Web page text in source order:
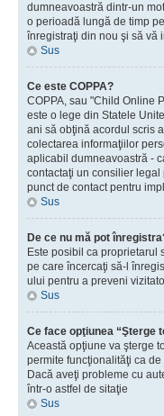
dumneavoastră dintr-un
o perioadă lungă de timp
înregistraţi din nou şi să vă
Sus
Ce este COPPA?
COPPA, sau "Child Online
este o lege din Statele
ani să obţină acordul scris
colectarea informaţiilor
aplicabil dumneavoastră -
contactaţi un consilier
punct de contact pentru
Sus
De ce nu mă pot
Este posibil ca proprietarul
pe care încercaţi să-l
ului pentru a preveni
Sus
Ce face opţiunea “Şterge
Această opţiune va şterge
permite funcţionalităţi ca
Dacă aveţi probleme cu
într-o astfel de sitaţie
Sus